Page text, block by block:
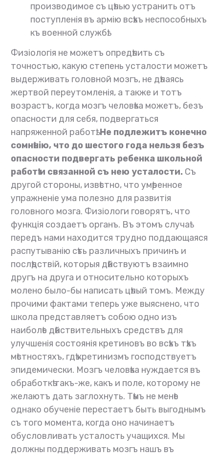
производимое съ цѣлью устранить отъ
поступленія въ армію всѣхъ неспособныхъ
къ военной службѣ.
Физіологія не можетъ опредѣлить съ
точностью, какую степень усталости можетъ
выдерживать головной мозгъ, не дѣлаясь
жертвой переутомленія, а также и тотъ
возрастъ, когда мозгъ человѣка можетъ, безъ
опасности для себя, подвергаться
напряженной работѣ.Не подлежитъ конечно
сомнѣнію, что до шестого года нельзя безъ
опасности подвергать ребенка школьной
работѣ и связанной съ нею усталости. Съ
другой стороны, извѣстно, что умѣренное
упражненіе ума полезно для развитія
головного мозга. Физіологи говорятъ, что
функція создаетъ органъ. Въ этомъ случаѣ
передъ нами находится трудно поддающаяся
распутыванію сѣть различныхъ причинъ и
послѣдствій, которыя дѣйствуютъ взаимно
другъ на друга и относительно которыхъ
молено было-бы написать цѣлый томъ. Между
прочими фактами теперь уже выяснено, что
школа представляетъ собою одно изъ
наиболѣе дѣйствительныхъ средствъ для
улучшенія состоянія кретиновъ во всѣхъ тѣхъ
мѣстностяхъ, гдѣ кретинизмъ господствуетъ
эпидемически. Мозгъ человѣка нуждается въ
обработкѣ такъ-же, какъ и поле, которому не
желаютъ дать заглохнуть. Тѣмъ не менѣе
однако обученіе перестаетъ быть выгоднымъ
съ того момента, когда оно начинаетъ
обусловливать усталость учащихся. Мы
должны поддерживать мозгъ нашъ въ